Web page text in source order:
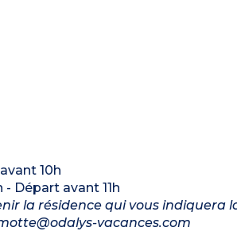
10h
Départ avant 11h
la résidence qui vous indiquera
vacances.com